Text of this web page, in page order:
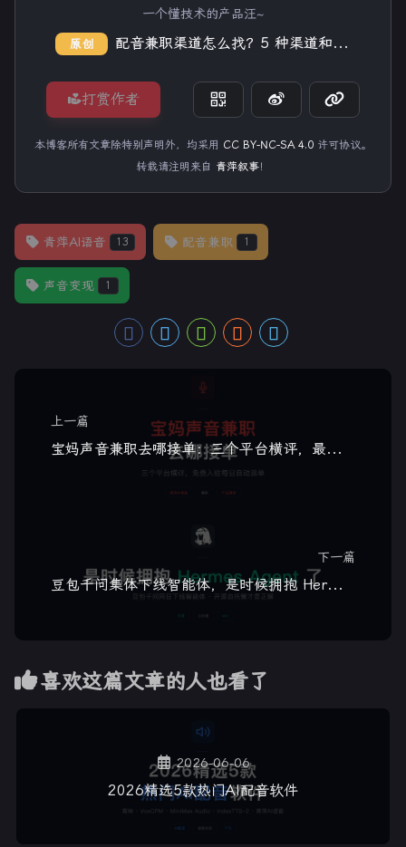
一个懂技术的产品汪~
原创 配音兼职渠道怎么找？5 种渠道和 1 个避坑提醒
打赏作者
本博客所有文章除特别声明外，均采用 CC BY-NC-SA 4.0 许可协议。
转载请注明来自 青萍叙事！
青萍AI语音 13 配音兼职 1
声音变现 1
上一篇
宝妈声音兼职去哪接单：三个平台横评，最后一个免费入驻每日自动派单
下一篇
豆包千问集体下线智能体，是时候拥抱 Hermes Agent 了
喜欢这篇文章的人也看了
2026-06-06
2026精选5款热门AI配音软件